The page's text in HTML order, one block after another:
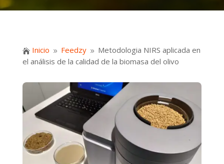
 Inicio 9 Feedzy 9 Metodologia NIRS aplicada en
el análisis de la calidad de la biomasa del olivo